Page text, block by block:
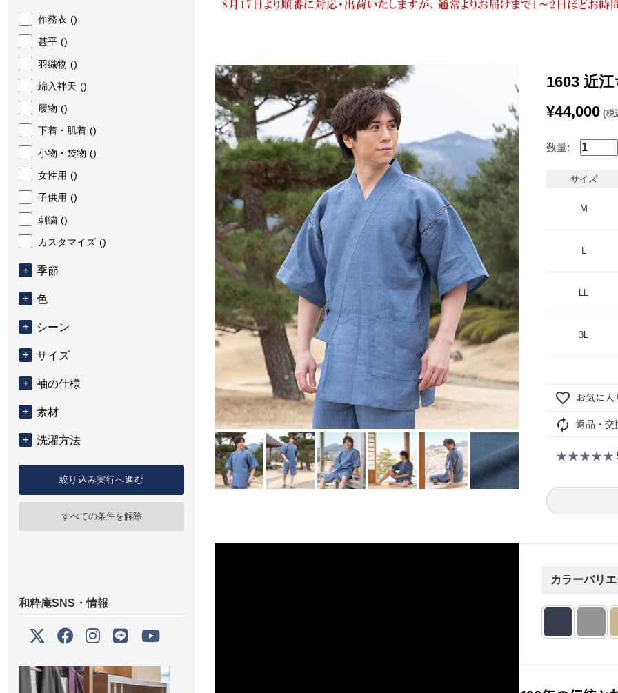
1603 近
¥44,000 (税
数量:
サイズ
M
L
LL
3L
返品・交
カラーバリ
作務衣 ()
甚平 ()
羽織物 ()
綿入袢天 ()
履物 ()
下着・肌着 ()
小物・袋物 ()
女性用 ()
子供用 ()
刺繍 ()
カスタマイズ ()
季節
色
シーン
サイズ
袖の仕様
素材
洗濯方法
絞り込み実行へ進む
すべての条件を解除
和粋庵SNS・情報